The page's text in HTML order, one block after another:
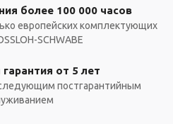
более 100 000 часов
европейских комплектующих
SCHWABE
гарантия от 5 лет
постгарантийным